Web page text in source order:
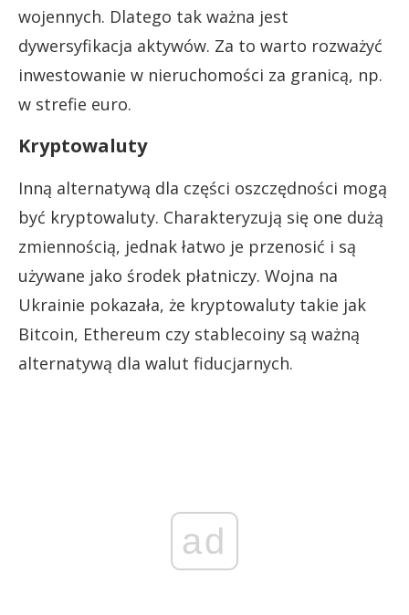
wojennych. Dlatego tak ważna jest
dywersyfikacja aktywów. Za to warto rozważyć
inwestowanie w nieruchomości za granicą, np.
w strefie euro.
Kryptowaluty
Inną alternatywą dla części oszczędności mogą
być kryptowaluty. Charakteryzują się one dużą
zmiennością, jednak łatwo je przenosić i są
używane jako środek płatniczy. Wojna na
Ukrainie pokazała, że kryptowaluty takie jak
Bitcoin, Ethereum czy stablecoiny są ważną
alternatywą dla walut fiducjarnych.
ad